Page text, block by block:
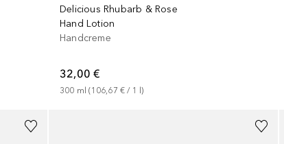
Delicious Rhubarb & Rose
Hand Lotion
Handcreme
32,00 €
300 ml (106,67 € / 1 l)